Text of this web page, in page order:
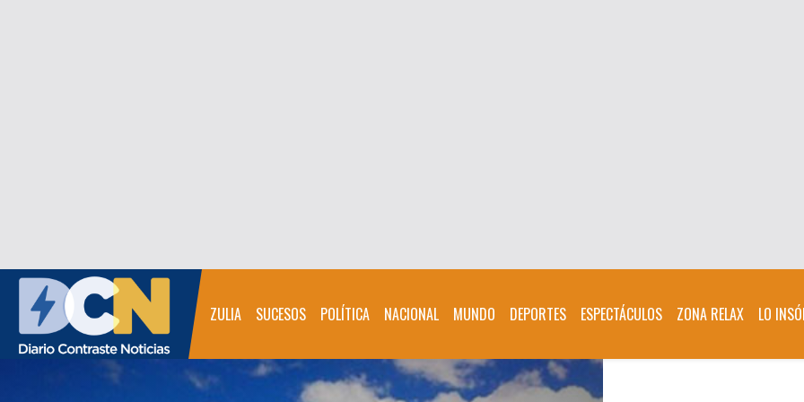
ZULIA SUCESOS POLÍTICA NACIONAL MUNDO DEPORTES ESPECTÁCULOS ZONA RELAX LO